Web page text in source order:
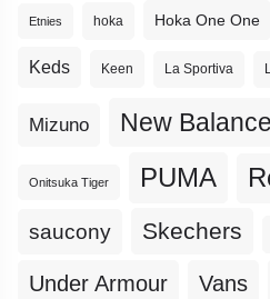
Etnies hoka Hoka One One
Keds Keen La Sportiva
Mizuno New Balance
Onitsuka Tiger PUMA
saucony Skechers
Under Armour Vans